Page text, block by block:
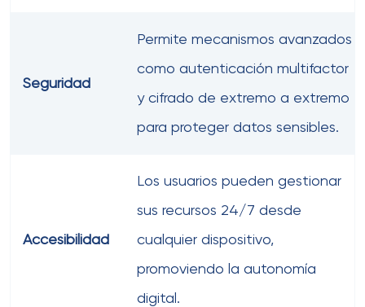
Seguridad
Permite mecanismos avanzados
como autenticación multifactor
y cifrado de extremo a extremo
para proteger datos sensibles.
Accesibilidad
Los usuarios pueden gestionar
sus recursos 24/7 desde
cualquier dispositivo,
promoviendo la autonomía
digital.